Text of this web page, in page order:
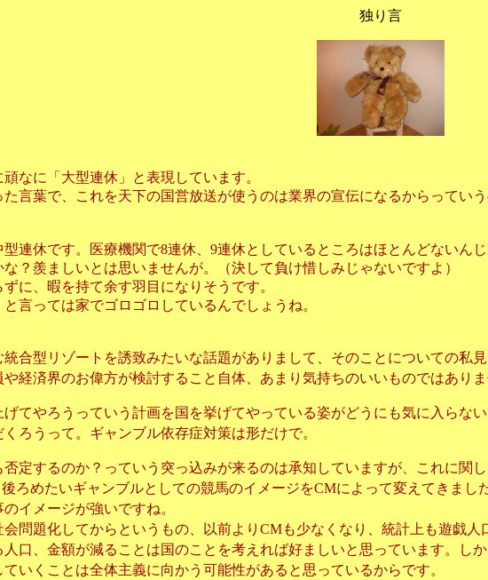
独り言
なに「大型連休」と表現しています。
言葉で、これを天下の国営放送が使うのは業界の宣伝になるからって
連休です。医療機関で8連休、9連休としているところはほとんどないんじ
？羨ましいとは思いませんが。（決して負け惜しみじゃないですよ）
に、暇を持て余す羽目になりそうです。
言っては家でゴロゴロしているんでしょうね。
合型リゾートを誘致みたいな話題がありまして、そのことについての私見
経済界のお偉方が検討すること自体、あまり気持ちのいいものではあり
てやろうっていう計画を国を挙げてやっている姿がどうにも気に入らない
ろうって。ギャンブル依存症対策は形だけで。
定するのか？っていう突っ込みが来るのは承知していますが、これに関
ろめたいギャンブルとしての競馬のイメージをCMによって変えてきました
イメージが強いですね。
問題化してからというもの、以前より CMも少なくなり、統計上も遊戯人
口、金額が減ることは国のことを考えれば好ましいと思っています。し
いくことは全体主義に向かう可能性があると思っているからです。